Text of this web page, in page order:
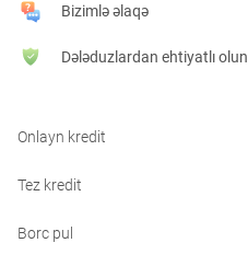
Onlayn kredit
Tez kredit
Borc pul
Bizimlə əlaqə
Dələduzlardan ehtiyatlı olun